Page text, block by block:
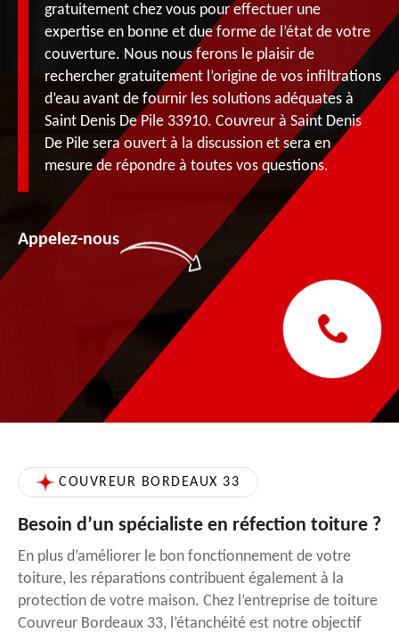
gratuitement chez vous pour effectuer une
expertise en bonne et due forme de l’état de votre
couverture. Nous nous ferons le plaisir de
rechercher gratuitement l’origine de vos infiltrations
d’eau avant de fournir les solutions adéquates à
Saint Denis De Pile 33910. Couvreur à Saint Denis
De Pile sera ouvert à la discussion et sera en
mesure de répondre à toutes vos questions.
Appelez-nous
COUVREUR BORDEAUX 33
Besoin d’un spécialiste en réfection toiture ?
En plus d’améliorer le bon fonctionnement de votre
toiture, les réparations contribuent également à la
protection de votre maison. Chez l’entreprise de toiture
Couvreur Bordeaux 33, l’étanchéité est notre objectif